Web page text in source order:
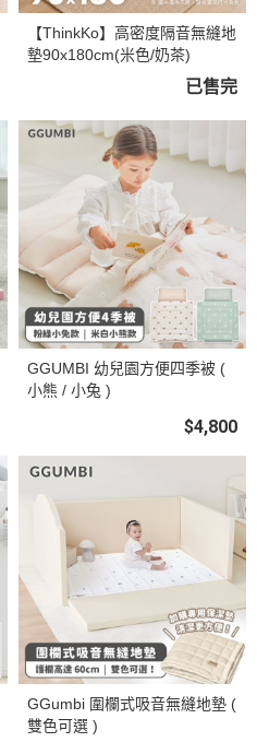
【ThinkKo】高密度隔音無縫地
墊90x180cm(米色/奶茶)
已售完
GGUMBI 幼兒園方便四季被 (
小熊 / 小兔 )
$4,800
GGumbi 圍欄式吸音無縫地墊 (
雙色可選 )